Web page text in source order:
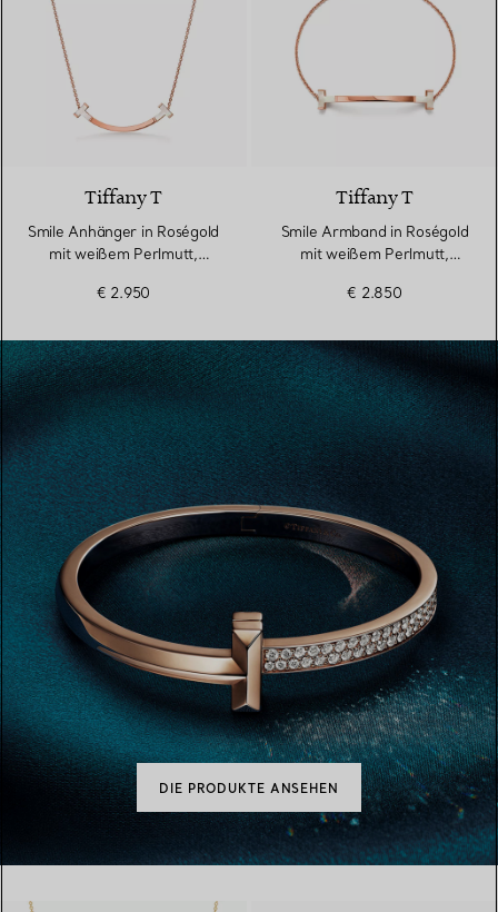
Tiffany T
Smile Anhänger in Roségold
mit weißem Perlmutt,
€ 2.950
Tiffany T
Smile Armband in Roségold
mit weißem Perlmutt,
€ 2.850
DIE PRODUKTE ANSEHEN